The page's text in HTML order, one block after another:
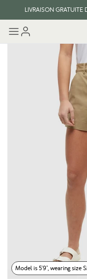
LIVRAISON GRATUITE
Model is 5'9", wearing size